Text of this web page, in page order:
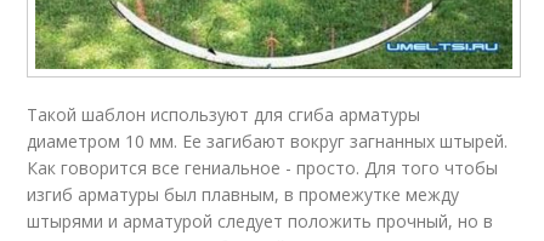
Такой шаблон используют для сгиба арматуры
диаметром 10 мм. Ее загибают вокруг загнанных штырей.
Как говорится все гениальное - просто. Для того чтобы
изгиб арматуры был плавным, в промежутке между
штырями и арматурой следует положить прочный, но в